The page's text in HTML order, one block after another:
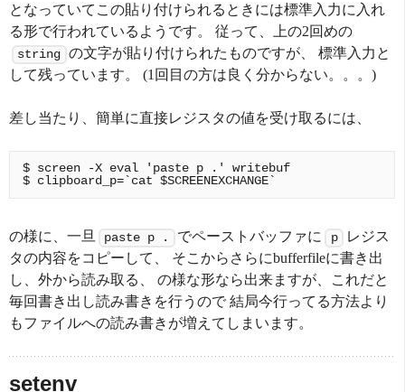
となっていてこの貼り付けられるときには標準入力に入れ
る形で行われているようです。 従って、上の2回めの
string の文字が貼り付けられたものですが、 標準入力と
して残っています。 (1回目の方は良く分からない。。。)
差し当たり、簡単に直接レジスタの値を受け取るには、
$ screen -X eval 'paste p .' writebuf
の様に、一旦 paste p . でペーストバッファに p
レジス
タの内容をコピーして、 そこからさらにbufferfileに書き出
し、外から読み取る、 の様な形なら出来ますが、これだと
毎回書き出し読み書きを行うので 結局今行ってる方法より
もファイルへの読み書きが増えてしまいます。
setenv